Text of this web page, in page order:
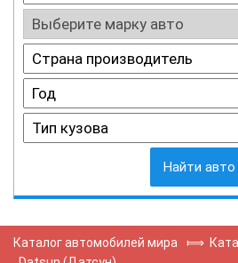
Найти авто
Каталог автомобилей мира ⟾